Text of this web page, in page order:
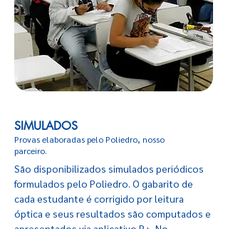
SIMULADOS
Provas elaboradas pelo Poliedro, nosso
parceiro.
São disponibilizados simulados periódicos
formulados pelo Poliedro. O gabarito de
cada estudante é corrigido por leitura
óptica e seus resultados são computados e